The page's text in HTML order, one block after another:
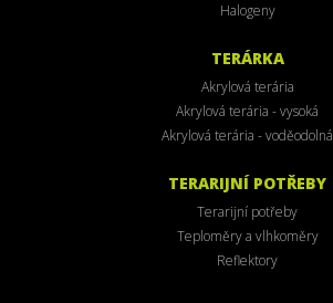
Halogeny
TERÁRKA
Akrylová terária
Akrylová terária - vysoká
Akrylová terária - voděodolná
TERARIJNÍ POTŘEBY
Terarijní potřeby
Teploměry a vlhkoměry
Reflektory